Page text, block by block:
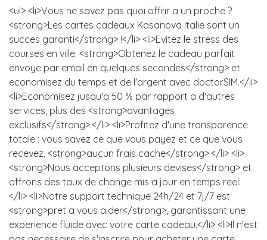
<ul> <li>Vous ne savez pas quoi offrir a un proche ?
<strong>Les cartes cadeaux Kasanova Italie sont un
succes garanti</strong> !</li> <li>Evitez le stress des
courses en ville. <strong>Obtenez le cadeau parfait
envoye par email en quelques secondes</strong> et
economisez du temps et de l'argent avec doctorSIM.</li>
<li>Economisez jusqu'a 50 % par rapport a d'autres
services, plus des <strong>avantages
exclusifs</strong>.</li> <li>Profitez d'une transparence
totale : vous savez ce que vous payez et ce que vous
recevez, <strong>aucun frais cache</strong>.</li> <li>
<strong>Nous acceptons plusieurs devises</strong> et
offrons des taux de change mis a jour en temps reel.
</li> <li>Notre support technique 24h/24 et 7j/7 est
<strong>pret a vous aider</strong>, garantissant une
experience fluide avec votre carte cadeau.</li> <li>Il n'est